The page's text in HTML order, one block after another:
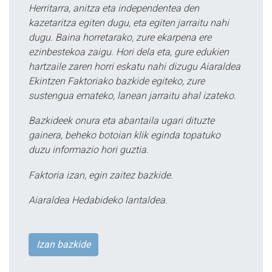
Herritarra, anitza eta independentea den
kazetaritza egiten dugu, eta egiten jarraitu nahi
dugu. Baina horretarako, zure ekarpena ere
ezinbestekoa zaigu. Hori dela eta, gure edukien
hartzaile zaren horri eskatu nahi dizugu Aiaraldea
Ekintzen Faktoriako bazkide egiteko, zure
sustengua emateko, lanean jarraitu ahal izateko.
Bazkideek onura eta abantaila ugari dituzte
gainera, beheko botoian klik eginda topatuko
duzu informazio hori guztia.
Faktoria izan, egin zaitez bazkide.
Aiaraldea Hedabideko lantaldea.
Izan bazkide